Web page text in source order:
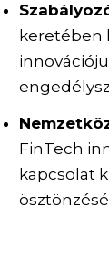
keretében
FinTech
kapcsolat